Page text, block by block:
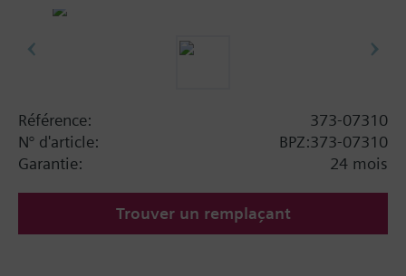
Référence:
373-07310
N° d'article:
BPZ:373-07310
Garantie:
24 mois
Trouver un remplaçant